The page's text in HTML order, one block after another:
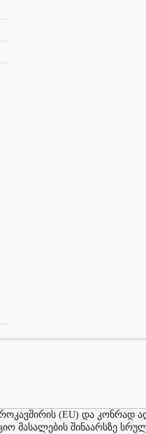
(EU) და კონრად
მასალების შინაარსზე